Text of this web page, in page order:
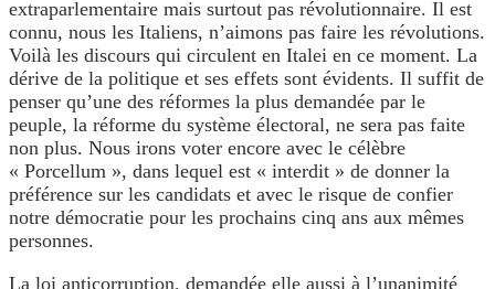
extraparlementaire mais surtout pas révolutionnaire. Il est
connu, nous les Italiens, n’aimons pas faire les révolutions.
Voilà les discours qui circulent en Italei en ce moment. La
dérive de la politique et ses effets sont évidents. Il suffit de
penser qu’une des réformes la plus demandée par le
peuple, la réforme du système électoral, ne sera pas faite
non plus. Nous irons voter encore avec le célèbre
« Porcellum », dans lequel est « interdit » de donner la
préférence sur les candidats et avec le risque de confier
notre démocratie pour les prochains cinq ans aux mêmes
personnes.
La loi anticorruption, demandée elle aussi à l’unanimité